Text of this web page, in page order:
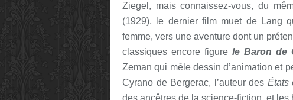
Ziegel, mais connaissez-vous, du
(1929), le dernier film muet de Lang
femme, vers une aventure dont un
classiques encore figure le Baron de
Zeman qui mêle dessin d’animation et
Cyrano de Bergerac, l’auteur des États